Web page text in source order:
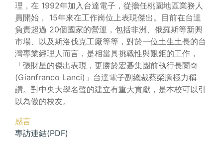
理，在 1992年加入台達電子，從擔任桃園地區業務人
員開始， 15年來在工作崗位上表現傑出。目前在台達
負責超過 20個國家的營運，包括非洲、俄羅斯等新興
市場、以及斯洛伐克工廠等等，對於一位土生土長的台
灣專業經理人而言，是相當具挑戰性與艱鉅的工作，
「張財星的傑出表現，更勝於宏碁集團前執行長蘭奇
(Gianfranco Lanci)」台達電子副總裁蔡榮騰極力稱
讚。對中央大學名聲的建立有重大貢獻，是本校可以引
以為傲的校友。
感言
專訪連結(PDF)